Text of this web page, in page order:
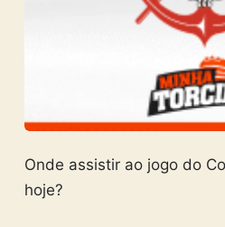
Onde assistir ao jogo do
hoje?